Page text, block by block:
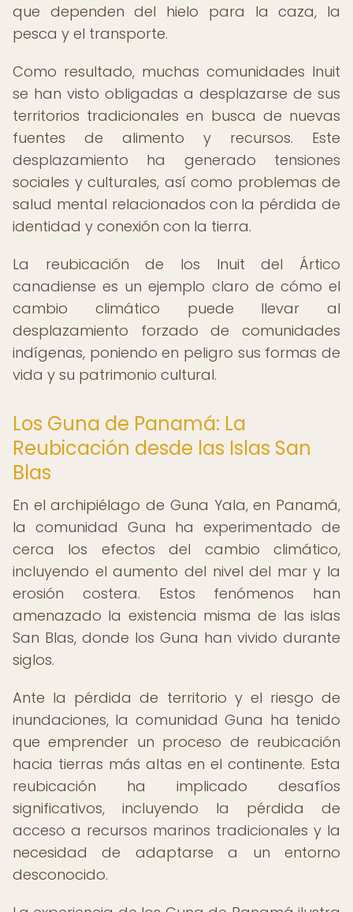
que dependen del hielo para la caza, la
pesca y el transporte.
Como resultado, muchas comunidades Inuit
se han visto obligadas a desplazarse de sus
territorios tradicionales en busca de nuevas
fuentes de alimento y recursos. Este
desplazamiento ha generado tensiones
sociales y culturales, así como problemas de
salud mental relacionados con la pérdida de
identidad y conexión con la tierra.
La reubicación de los Inuit del Ártico
canadiense es un ejemplo claro de cómo el
cambio climático puede llevar al
desplazamiento forzado de comunidades
indígenas, poniendo en peligro sus formas de
vida y su patrimonio cultural.
Los Guna de Panamá: La
Reubicación desde las Islas San
Blas
En el archipiélago de Guna Yala, en Panamá,
la comunidad Guna ha experimentado de
cerca los efectos del cambio climático,
incluyendo el aumento del nivel del mar y la
erosión costera. Estos fenómenos han
amenazado la existencia misma de las islas
San Blas, donde los Guna han vivido durante
siglos.
Ante la pérdida de territorio y el riesgo de
inundaciones, la comunidad Guna ha tenido
que emprender un proceso de reubicación
hacia tierras más altas en el continente. Esta
reubicación ha implicado desafíos
significativos, incluyendo la pérdida de
acceso a recursos marinos tradicionales y la
necesidad de adaptarse a un entorno
desconocido.